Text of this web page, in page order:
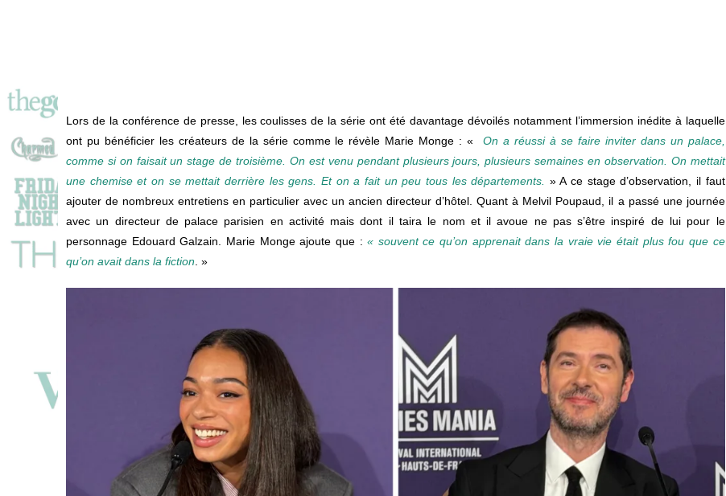
Lors de la conférence de presse, les coulisses de la série ont été davantage dévoilés notamment l’immersion inédite à laquelle
ont pu bénéficier les créateurs de la série comme le révèle Marie Monge : «
Ona réussi à se faire inviter dans un palace,
comme si on faisait un stage detroisième. On est venu pendant plusieursjours,plusieurssemaines en observation. On mettait
une chemiseet on semettait derrière lesgens. Et ona fait unpeu tous lesdépartements.
» A ce stage d’observation, il faut
ajouter de nombreux entretiens en particulier avec un ancien directeur d’hôtel. Quant à Melvil Poupaud, il a passé une journée
avec un directeur de palace parisien en activité mais dont il taira le nom et il avoue ne pas s’être inspiré de lui pour le
personnage Edouard Galzain. Marie Monge ajoute que :« souvent ce qu’on apprenait dans la vraie vie était plus fou que ce
qu’on avait dans la fiction . »